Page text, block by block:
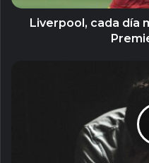
Premier
LeagueLiverpool, cada día